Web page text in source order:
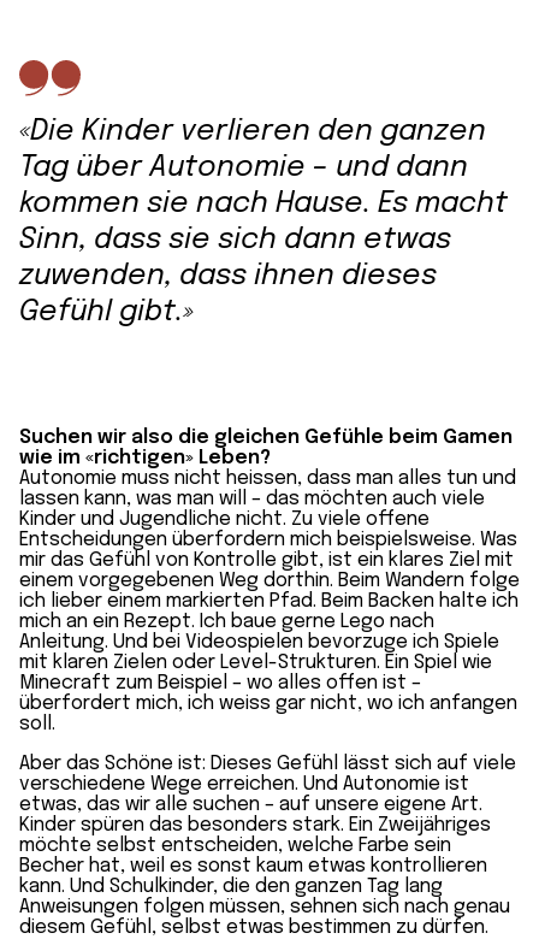
«Die Kinder verlieren den ganzen
Tag über Autonomie – und dann
kommen sie nach Hause. Es macht
Sinn, dass sie sich dann etwas
zuwenden, dass ihnen dieses
Gefühl gibt.»
Suchen wir also die gleichen Gefühle beim Gamen
wie im «richtigen» Leben?
Autonomie muss nicht heissen, dass man alles tun und
lassen kann, was man will – das möchten auch viele
Kinder und Jugendliche nicht. Zu viele offene
Entscheidungen überfordern mich beispielsweise. Was
mir das Gefühl von Kontrolle gibt, ist ein klares Ziel mit
einem vorgegebenen Weg dorthin. Beim Wandern folge
ich lieber einem markierten Pfad. Beim Backen halte ich
mich an ein Rezept. Ich baue gerne Lego nach
Anleitung. Und bei Videospielen bevorzuge ich Spiele
mit klaren Zielen oder Level-Strukturen. Ein Spiel wie
Minecraft zum Beispiel – wo alles offen ist –
überfordert mich, ich weiss gar nicht, wo ich anfangen
soll.
Aber das Schöne ist: Dieses Gefühl lässt sich auf viele
verschiedene Wege erreichen. Und Autonomie ist
etwas, das wir alle suchen – auf unsere eigene Art.
Kinder spüren das besonders stark. Ein Zweijähriges
möchte selbst entscheiden, welche Farbe sein
Becher hat, weil es sonst kaum etwas kontrollieren
kann. Und Schulkinder, die den ganzen Tag lang
Anweisungen folgen müssen, sehnen sich nach genau
diesem Gefühl, selbst etwas bestimmen zu dürfen.